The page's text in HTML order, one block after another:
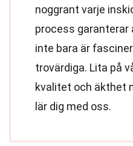
noggrant varje
process garanterar
inte bara är
trovärdiga. Lita på
kvalitet och äkthet
lär dig med oss.